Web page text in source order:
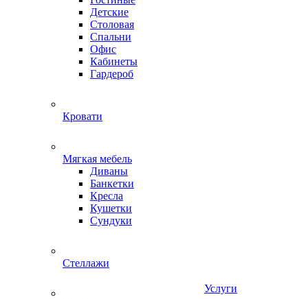
Детские
Столовая
Спальни
Офис
Кабинеты
Гардероб
Кровати
Мягкая мебель
Диваны
Банкетки
Кресла
Кушетки
Сундуки
Стеллажи
Услуги